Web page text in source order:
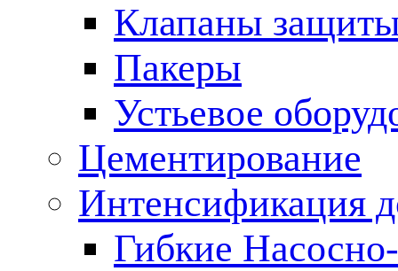
Клапаны
Пакеры
Устьевое
Цементирование
Интенсификация
Гибкие